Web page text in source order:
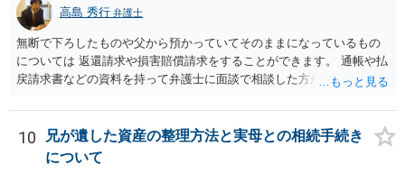
望。もちろん私もそうできればと思います。 ・・・婚姻前の契約 あ
るいは 遺言書などで その意思を実現する方法はあります。 弁護
士に相談してみてください。
高島 秀行 弁護士
無断で下ろしたものや父から預かっていてそのままになっているもの
については 返還請求や損害賠償請求をすることができます。 通帳や払
戻請求書などの資料を持って弁護士に面談で相談した方がよいと思い
10
兄が遺した資産の整理方法と実母との相続手続き
について